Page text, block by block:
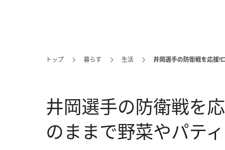
トップ 暮らす 生活 井岡選手の防衛戦を応援!
井岡選手の防衛戦を
のままで野菜やパテ